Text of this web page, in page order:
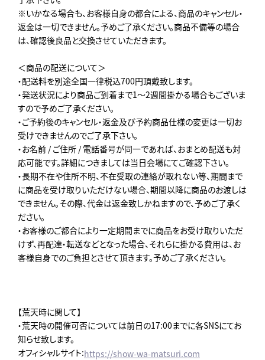
※いかなる場合も、お客様自身の都合による、商品のキャンセル・
返金は一切できません。予めご了承ください。商品不備等の場合
は、確認後良品と交換させていただきます。
＜商品の配送について＞
・配送料を別途全国一律税込700円頂戴致します。
・発送状況により商品ご到着まで1～2週間掛かる場合もございま
すので予めご了承ください。
・ご予約後のキャンセル・返金及び予約商品仕様の変更は一切お
受けできませんのでご了承下さい。
・お名前 / ご住所 / 電話番号が同一であれば、おまとめ配送も対
応可能です。詳細につきましては当日会場にてご確認下さい。
・長期不在や住所不明、不在受取の連絡が取れない等、期間まで
に商品を受け取りいただけない場合、期間以降に商品のお渡しは
できません。その際、代金は返金致しかねますので、予めご了承く
ださい。
・お客様のご都合により一定期間までに商品をお受け取りいただ
けず、再配達・転送などとなった場合、それらに掛かる費用は、お
客様自身でのご負担とさせて頂きます。予めご了承ください。
【荒天時に関して】
・荒天時の開催可否については前日の17:00までに各SNSにてお
知らせ致します。
オフィシャルサイト:https://show-wa-matsuri.com